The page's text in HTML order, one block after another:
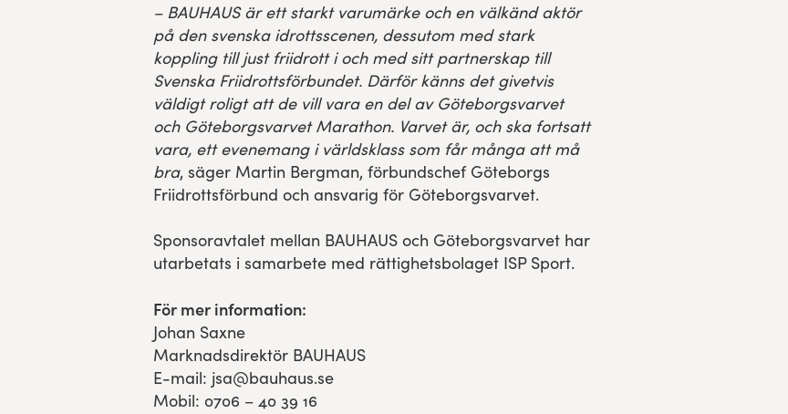
– BAUHAUS är ett starkt varumärke och en välkänd aktör
på den svenska idrottsscenen, dessutom med stark
koppling till just friidrott i och med sitt partnerskap till
Svenska Friidrottsförbundet. Därför känns det givetvis
väldigt roligt att de vill vara en del av Göteborgsvarvet
och Göteborgsvarvet Marathon. Varvet är, och ska fortsatt
vara, ett evenemang i världsklass som får många att må
bra, säger Martin Bergman, förbundschef Göteborgs
Friidrottsförbund och ansvarig för Göteborgsvarvet.
Sponsoravtalet mellan BAUHAUS och Göteborgsvarvet har
utarbetats i samarbete med rättighetsbolaget ISP Sport.
För mer information:
Johan Saxne
Marknadsdirektör BAUHAUS
E-mail: jsa@bauhaus.se
Mobil: 0706 – 40 39 16